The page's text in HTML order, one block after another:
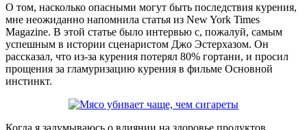
О том, насколько опасными могут быть последствия курения,
мне неожиданно напомнила статья из New York Times
Magazine. В этой статье было интервью с, пожалуй, самым
успешным в истории сценаристом Джо Эстерхазом. Он
рассказал, что из-за курения потерял 80% гортани, и просил
прощения за гламуризацию курения в фильме Основной
инстинкт.
Когда я задумываюсь о влиянии на здоровье продуктов